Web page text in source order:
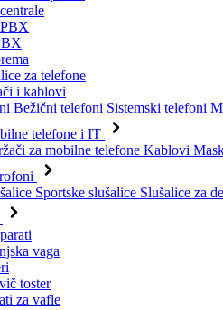
za telefone
i kablovi
Bežični telefoni Sistemski telefoni
telefone i IT
za mobilne telefone Kablovi
Sportske slušalice Slušalice za
vaga
toster
za vafle